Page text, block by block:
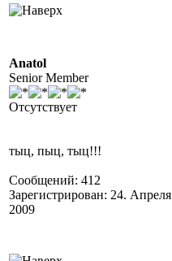
Anatol
Senior Member
Отсутствует
тыц, пыц, тыц!!!
Сообщений: 412
Зарегистрирован: 24. Апреля
2009